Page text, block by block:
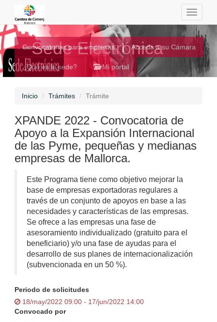
Toggle
Sede Electrónica
Convocatorias para empresas Acceda a su Cámara
¿Qué es la sede? Mi portal
Inicio Trámites Trámite
XPANDE 2022 - Convocatoria de
Apoyo a la Expansión Internacional
de las Pyme, pequeñas y medianas
empresas de Mallorca.
Este Programa tiene como objetivo mejorar la
base de empresas exportadoras regulares a
través de un conjunto de apoyos en base a las
necesidades y características de las empresas.
Se ofrece a las empresas una fase de
asesoramiento individualizado (gratuito para el
beneficiario) y/o una fase de ayudas para el
desarrollo de sus planes de internacionalización
(subvencionada en un 50 %).
Periodo de solicitudes
18/may/2022 09:00 - 17/jun/2022 14:00
Convocado por